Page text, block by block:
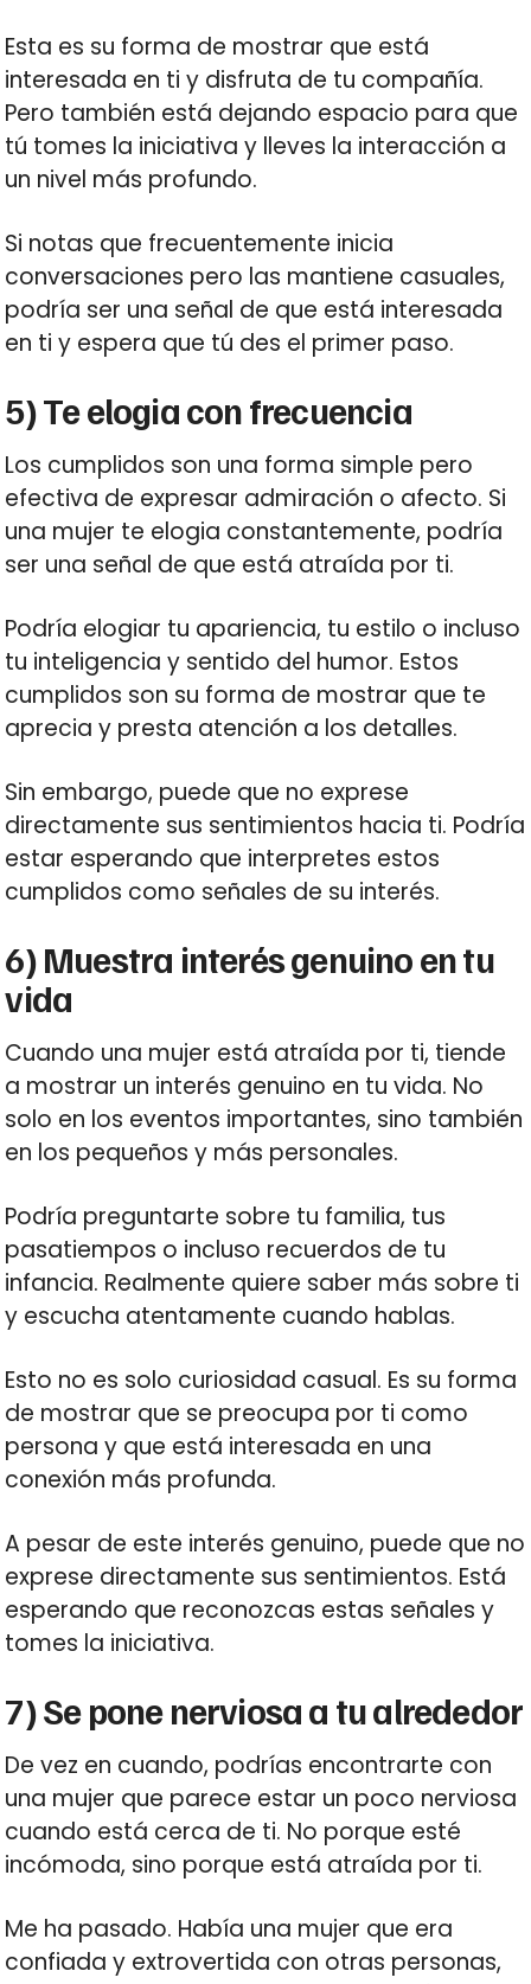
Esta es su forma de mostrar que está
interesada en ti y disfruta de tu compañía.
Pero también está dejando espacio para que
tú tomes la iniciativa y lleves la interacción a
un nivel más profundo.
Si notas que frecuentemente inicia
conversaciones pero las mantiene casuales,
podría ser una señal de que está interesada
en ti y espera que tú des el primer paso.
5) Te elogia con frecuencia
Los cumplidos son una forma simple pero
efectiva de expresar admiración o afecto. Si
una mujer te elogia constantemente, podría
ser una señal de que está atraída por ti.
Podría elogiar tu apariencia, tu estilo o incluso
tu inteligencia y sentido del humor. Estos
cumplidos son su forma de mostrar que te
aprecia y presta atención a los detalles.
Sin embargo, puede que no exprese
directamente sus sentimientos hacia ti. Podría
estar esperando que interpretes estos
cumplidos como señales de su interés.
6) Muestra interés genuino en tu
vida
Cuando una mujer está atraída por ti, tiende
a mostrar un interés genuino en tu vida. No
solo en los eventos importantes, sino también
en los pequeños y más personales.
Podría preguntarte sobre tu familia, tus
pasatiempos o incluso recuerdos de tu
infancia. Realmente quiere saber más sobre ti
y escucha atentamente cuando hablas.
Esto no es solo curiosidad casual. Es su forma
de mostrar que se preocupa por ti como
persona y que está interesada en una
conexión más profunda.
A pesar de este interés genuino, puede que no
exprese directamente sus sentimientos. Está
esperando que reconozcas estas señales y
tomes la iniciativa.
7) Se pone nerviosa a tu alrededor
De vez en cuando, podrías encontrarte con
una mujer que parece estar un poco nerviosa
cuando está cerca de ti. No porque esté
incómoda, sino porque está atraída por ti.
Me ha pasado. Había una mujer que era
confiada y extrovertida con otras personas,